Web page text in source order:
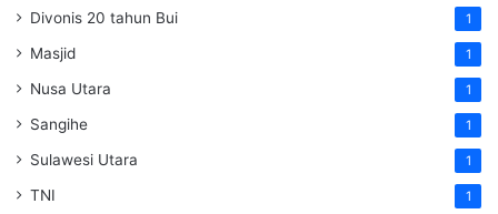
Divonis 20 tahun Bui 1
Masjid 1
Nusa Utara 1
Sangihe 1
Sulawesi Utara 1
TNI 1